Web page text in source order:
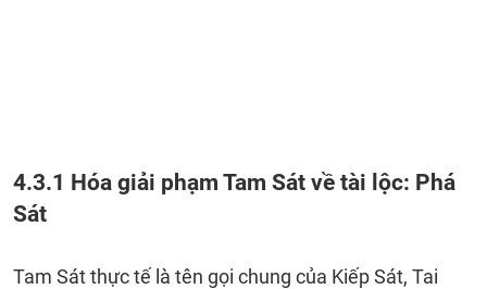
4.3.1 Hóa giải phạm Tam Sát về tài lộc: Phá
Sát
Tam Sát thực tế là tên gọi chung của Kiếp Sát, Tai